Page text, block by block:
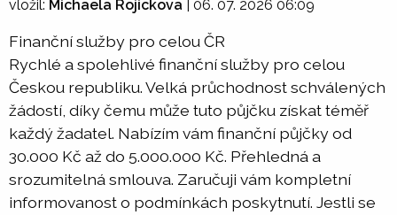
vložil: Michaela Rojickova 06. 07. 2026 06:09
Finanční služby pro celou ČR
Rychlé a spolehlivé finanční služby pro celou
Českou republiku. Velká průchodnost schválených
žádostí, díky čemu může tuto půjčku získat téměř
každý žadatel. Nabízím vám finanční půjčky od
30.000 Kč až do 5.000.000 Kč. Přehledná a
srozumitelná smlouva. Zaručuji vám kompletní
informovanost o podmínkách poskytnutí. Jestli se